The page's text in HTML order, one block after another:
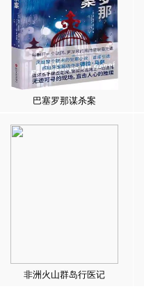
巴塞罗那谋杀案
非洲火山群岛行医记